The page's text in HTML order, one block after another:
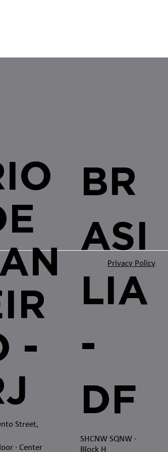
-
Street,
· Center
SHCNW SQNW·
Block H
BR
ASI
LIA
-
DF
Privacy Policy